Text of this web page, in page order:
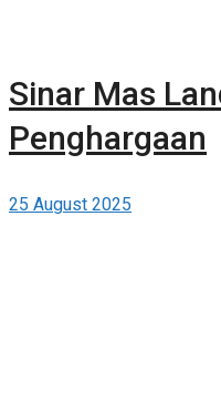
Sinar Mas
Penghargaan
25 August 2025